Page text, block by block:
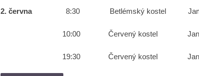
2. června 8:30 Betlémský kostel
10:00 Červený kostel Jana
19:30 Červený kostel Jana